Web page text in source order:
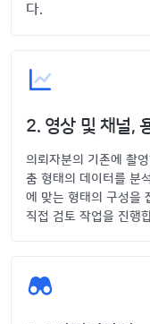
다.
2. 영상 및 채널,
의뢰자분의 기존에 촬
춤 형태의 데이터를 분
에 맞는 형태의 구성을
직접 검토 작업을 진행